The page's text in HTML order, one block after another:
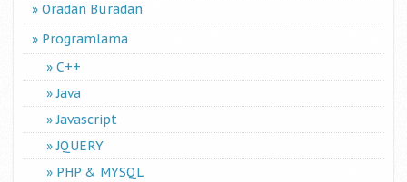
Oradan Buradan
Programlama
C++
Java
Javascript
JQUERY
PHP & MYSQL